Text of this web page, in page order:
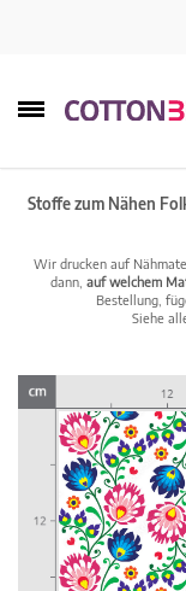
Stoffe zum Nähen
Wir drucken auf
dann, auf welchem
Bestellung,
Siehe